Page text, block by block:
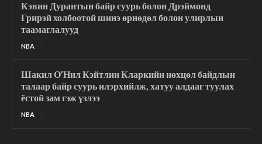
Кэвин Дурантын байр суурь болон Дрэймонд
Грирэй холбоотой шинэ өрнөдөл болон улирлын
таамаглалууд
NBA
Шакил О’Нил Кэйтлин Кларкийн нөхцөл байдлын
талаар байр суурь илэрхийлж, хатуу алдааг туулах
ёстой зам гэж үзлээ
NBA